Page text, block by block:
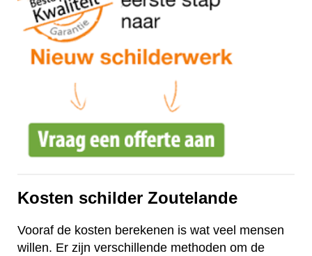
Kosten schilder Zoutelande
Vooraf de kosten berekenen is wat veel mensen
willen. Er zijn verschillende methoden om de